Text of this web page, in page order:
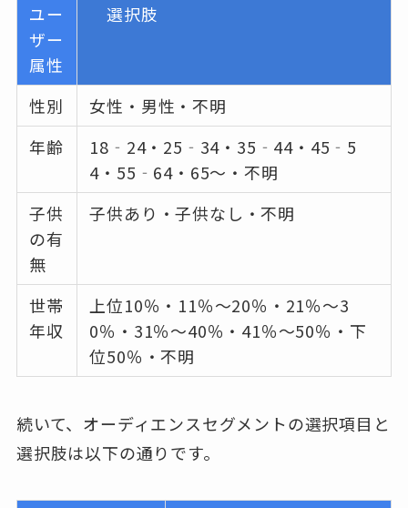
ユー
ザー
属性
選択肢
性別
女性・男性・不明
年齢
18‐24・25‐34・35‐44・45‐5
4・55‐64・65〜・不明
子供
の有
無
子供あり・子供なし・不明
世帯
年収
上位10％・11％〜20％・21％〜3
0％・31％〜40％・41％〜50％・下
位50％・不明
続いて、オーディエンスセグメントの選択項目と
選択肢は以下の通りです。